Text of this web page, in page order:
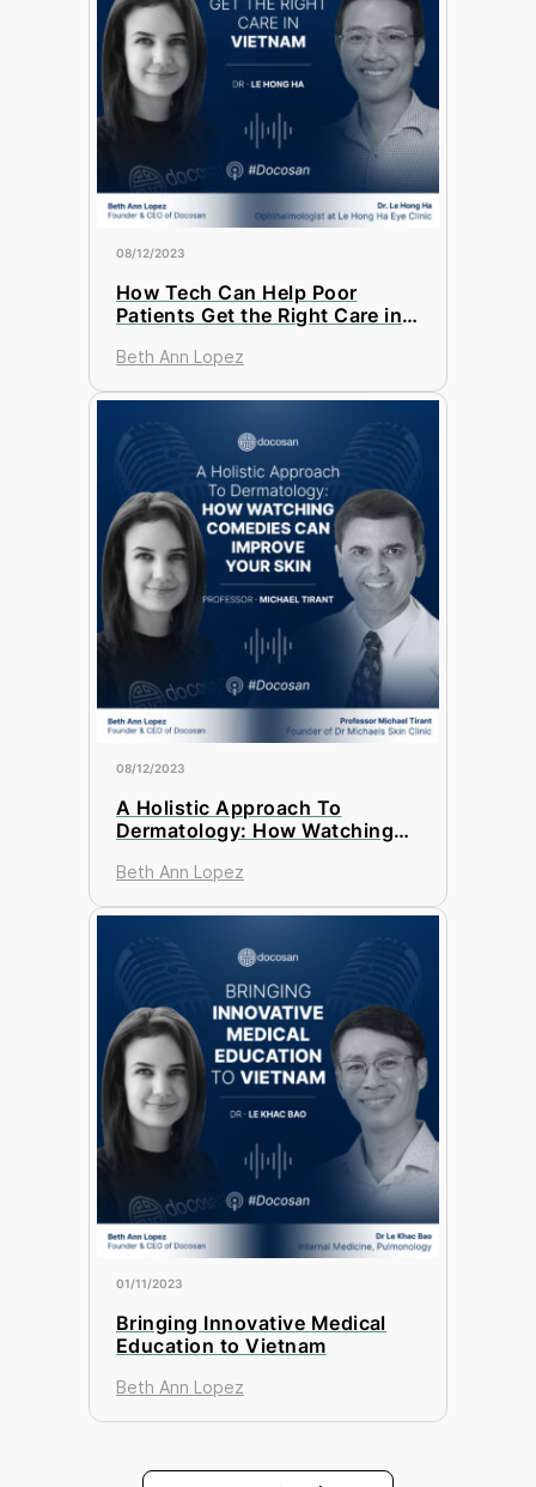
08/12/2023
How Tech Can Help Poor
Patients Get the Right Care in
Beth Ann Lopez
08/12/2023
A Holistic Approach To
Dermatology: How Watching
Skin
Beth Ann Lopez
01/11/2023
Bringing Innovative Medical
Education to Vietnam
Beth Ann Lopez